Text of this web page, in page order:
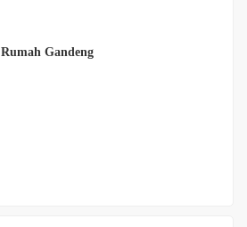
Rumah Gandeng